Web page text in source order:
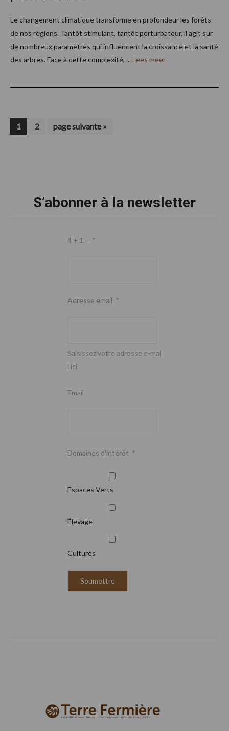
Le changement climatique transforme en profondeur les forêts
de nos régions. Tantôt stimulant, tantôt perturbateur, il agit sur
de nombreux paramètres qui influencent la croissance et la santé
des arbres. Face à cette complexité, ... Lees meer
Page
1 Page
2
Aller
à
page suivante »
FooterS’abonner à la newsletter
4 + 1 = *
Adresse email *
Saisissez votre adresse e-mai
l ici
Email
Domaines d'intérêt *
Espaces Verts
Élevage
Cultures